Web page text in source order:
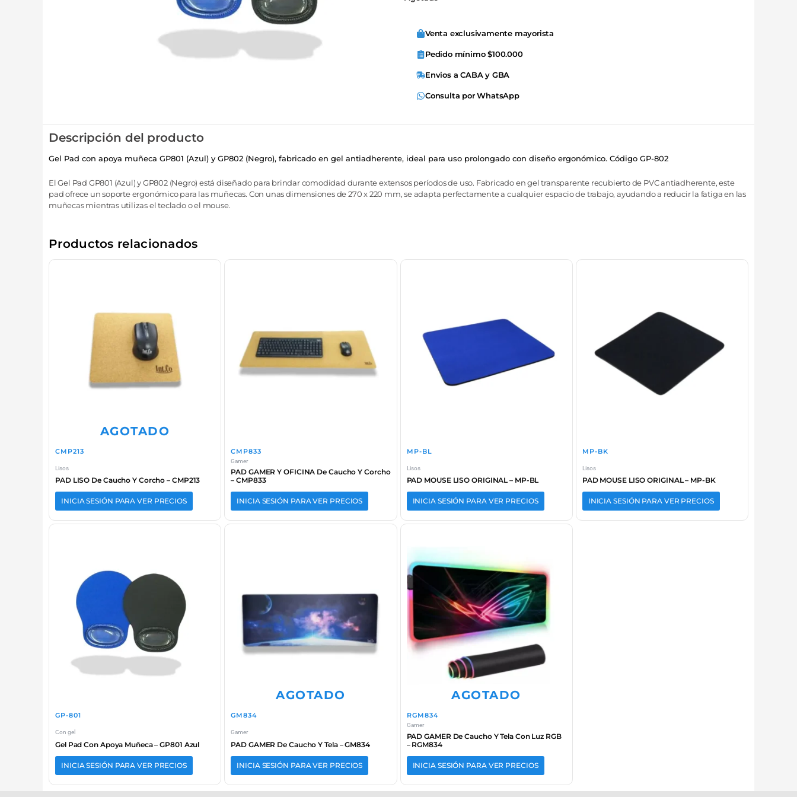
Venta exclusivamente mayorista
Pedido mínimo $100.000
Envios a CABA y GBA
Consulta por WhatsApp
Descripción del producto
Gel Pad con apoya muñeca GP801 (Azul) y GP802 (Negro), fabricado en gel antiadherente, ideal para uso prolongado con diseño ergonómico. Código GP-802
El Gel Pad GP801 (Azul) y GP802 (Negro) está diseñado para brindar comodidad durante extensos períodos de uso. Fabricado en gel transparente recubierto de PVC antiadherente, este
pad ofrece un soporte ergonómico para las muñecas. Con unas dimensiones de 270 x 220 mm, se adapta perfectamente a cualquier espacio de trabajo, ayudando a reducir la fatiga en las
muñecas mientras utilizas el teclado o el mouse.
Productos relacionados
AGOTADO
CMP213
Lisos
PAD LISO De Caucho Y Corcho – CMP213
INICIA SESIÓN PARA VER PRECIOS
CMP833
Gamer
PAD GAMER Y OFICINA De Caucho Y Corcho
– CMP833
INICIA SESIÓN PARA VER PRECIOS
MP-BL
Lisos
PAD MOUSE LISO ORIGINAL – MP-BL
INICIA SESIÓN PARA VER PRECIOS
MP-BK
Lisos
PAD MOUSE LISO ORIGINAL – MP-BK
INICIA SESIÓN PARA VER PRECIOS
GP-801
Con gel
Gel Pad Con Apoya Muñeca – GP801 Azul
INICIA SESIÓN PARA VER PRECIOS
AGOTADO
GM834
Gamer
PAD GAMER De Caucho Y Tela – GM834
INICIA SESIÓN PARA VER PRECIOS
AGOTADO
RGM834
Gamer
PAD GAMER De Caucho Y Tela Con Luz RGB
– RGM834
INICIA SESIÓN PARA VER PRECIOS